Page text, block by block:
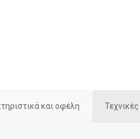
και οφέλη